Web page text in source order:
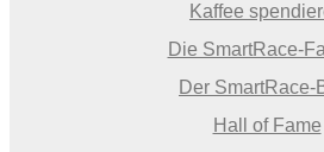
Kaffee
Die SmartRace-
Der SmartRace-
Hall of Fame